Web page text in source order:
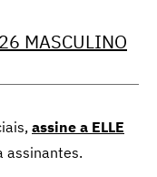
MASCULINO
assine a ELLE
assinantes.